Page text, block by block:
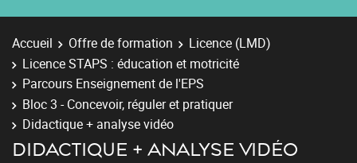
Accueil Offre de formation
Licence (LMD)
Licence STAPS : éducation et motricité
Parcours Enseignement de l'EPS
Bloc 3 - Concevoir, réguler et pratiquer
Didactique + analyse vidéo
DIDACTIQUE + ANALYSE VIDÉO